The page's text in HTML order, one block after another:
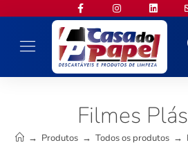
Filmes
→ Produtos → Todos os produtos →